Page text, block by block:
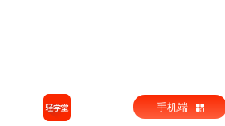
手机端